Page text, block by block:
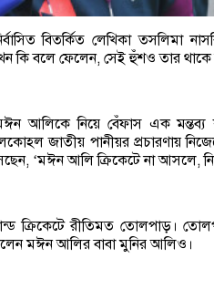
বিতর্কিত লেখিকা তসলিমা
কি বলে ফেলেন, সেই হুঁশও তার থাকে
মঈন আলিকে নিয়ে বেঁফাস এক
জাতীয় পানীয়র প্রচারণায়
‘মঈন আলি ক্রিকেটে না আসলে,
ক্রিকেটে রীতিমত তোলপাড়।
মঈন আলির বাবা মুনির আলিও।